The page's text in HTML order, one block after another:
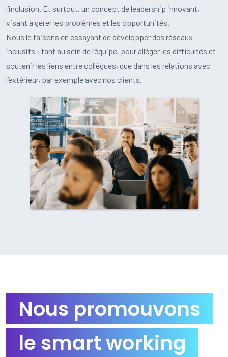
l’inclusion. Et surtout, un concept de leadership innovant,
visant à gérer les problèmes et les opportunités.
Nous le faisons en essayant de développer des réseaux
inclusifs : tant au sein de l’équipe, pour alléger les difficultés et
soutenir les liens entre collègues, que dans les relations avec
l’extérieur, par exemple avec nos clients.
Nous promouvons
le smart working